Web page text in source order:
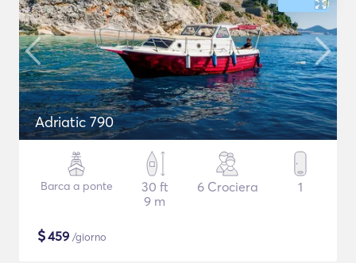
Adriatic 790
Barca a ponte
30 ft
9 m
6 Crociera 1
$459 /giorno